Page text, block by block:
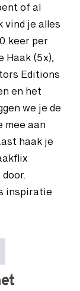
of al
vind je alles
keer per
(5x),
Editions
en het
we je de
mee aan
haak je
inspiratie